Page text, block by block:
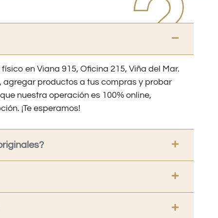
en Viana 915, Oficina 215, Viña del Mar.
agregar productos a tus compras y probar
nuestra operación es 100% online,
¡Te esperamos!